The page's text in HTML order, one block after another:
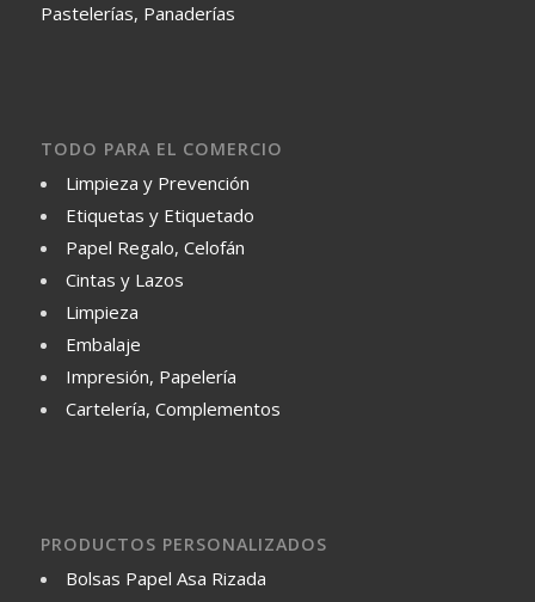
Pastelerías, Panaderías
TODO PARA EL COMERCIO
Limpieza y Prevención
Etiquetas y Etiquetado
Papel Regalo, Celofán
Cintas y Lazos
Limpieza
Embalaje
Impresión, Papelería
Cartelería, Complementos
PRODUCTOS PERSONALIZADOS
Bolsas Papel Asa Rizada